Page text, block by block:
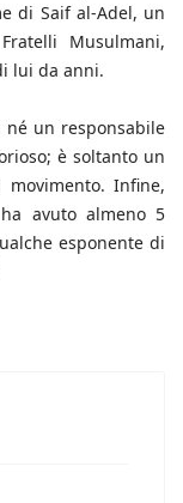
di Saif al-Adel, un
Musulmani,
lui da anni.
un responsabile
è soltanto un
Infine,
avuto almeno 5
esponente di